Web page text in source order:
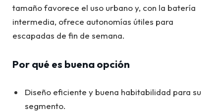
tamaño favorece el uso urbano y, con la batería
intermedia, ofrece autonomías útiles para
escapadas de fin de semana.
Por qué es buena opción
Diseño eficiente y buena habitabilidad para su
segmento.